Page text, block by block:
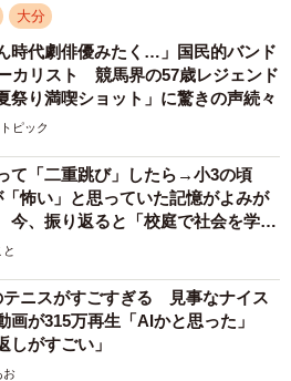
へ。深瀬さんはＰＬ学園から専
ており、高校時代に甲子園で対
じて何かと接点があった。構想
合。タッグを組むことになっ
キームではなく、地方創生とＳ
わせるというのが魅力だった」
との２球団ですが、将来は九州
フィリピンに広げて行く構え。
の話をすると”こっちもちょうど
”となり、とんとん拍子で事業を
大分
時代劇俳優みたく…」国民的バンド
カリスト 競馬界の57歳レジェンド
祭り満喫ショット」に驚きの声続々
ピック
て「二重跳び」したら→小3の頃
怖い」と思っていた記憶がよみが
、振り返ると「校庭で社会を学ん
【漫画】
テニスがすごすぎる 見事なナイス
画が315万再生「AIかと思った」
しがすごい」
お